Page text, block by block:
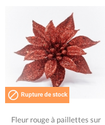
 Rupture de stock
Fleur rouge à paillettes sur